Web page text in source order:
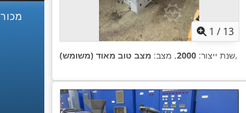
מכור את מכבש בורג כפול
1 / 13
שנת ייצור: 2000, מצב: מצב טוב מאוד (משומש) ,